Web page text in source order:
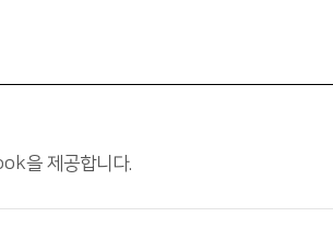
을 제공합니다.